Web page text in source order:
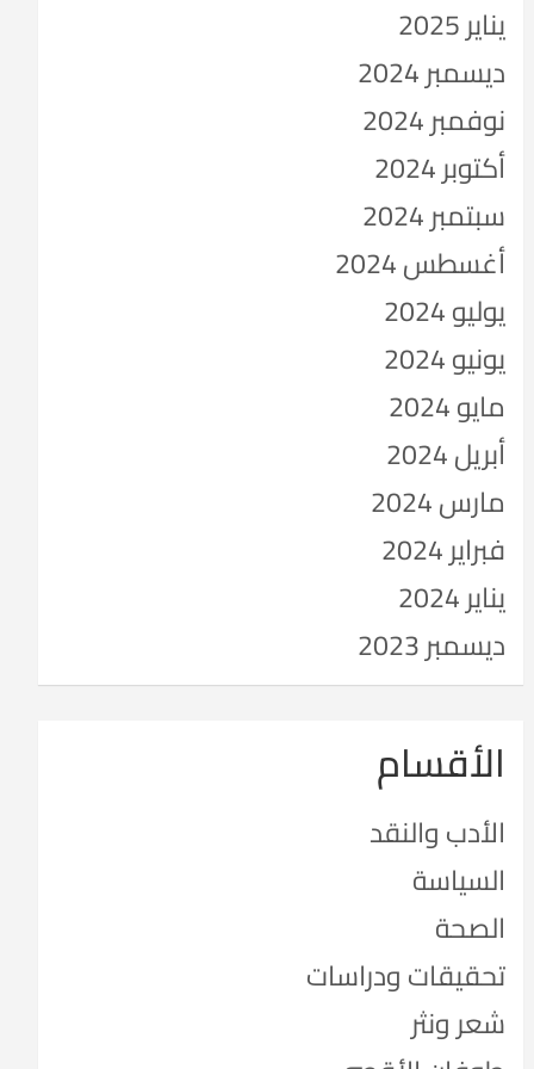
يناير 2025
ديسمبر 2024
نوفمبر 2024
أكتوبر 2024
سبتمبر 2024
أغسطس 2024
يوليو 2024
يونيو 2024
مايو 2024
أبريل 2024
مارس 2024
فبراير 2024
يناير 2024
ديسمبر 2023
الأقسام
الأدب والنقد
السياسة
الصحة
تحقيقات ودراسات
شعر ونثر